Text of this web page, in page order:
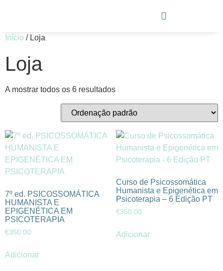
Início / Loja
Loja
A mostrar todos os 6 resultados
7º ed. PSICOSSOMÁTICA
HUMANISTA E
EPIGENÉTICA EM
PSICOTERAPIA
€350.00
Adicionar
Curso de Psicossomática
Humanista e Epigenética em
Psicoterapia – 6 Edição PT
€350.00
Adicionar